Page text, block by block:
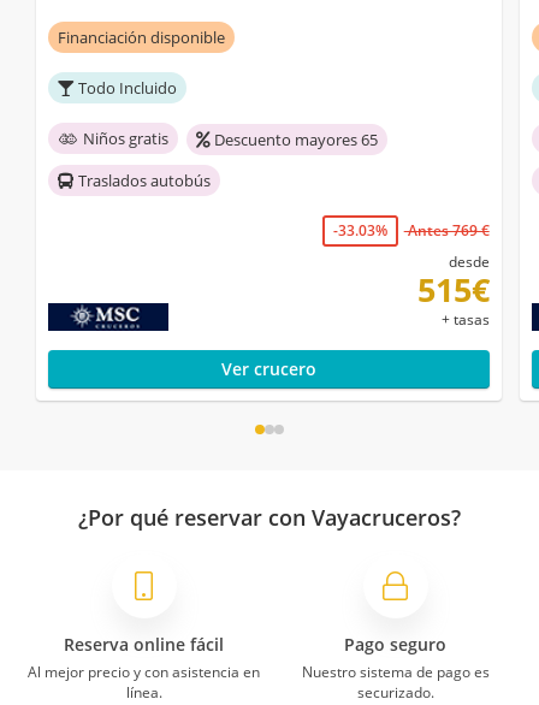
Financiación disponible
Todo Incluido
Niños gratis
Descuento mayores 65
Traslados autobús
-33.03%
Antes 769 €
desde
515€
+ tasas
Ver crucero
¿Por qué reservar con Vayacruceros?
Reserva online fácil
Al mejor precio y con asistencia en
línea.
Pago seguro
Nuestro sistema de pago es
securizado.